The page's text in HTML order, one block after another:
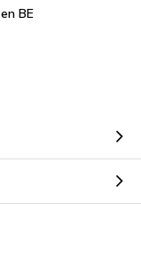
BE